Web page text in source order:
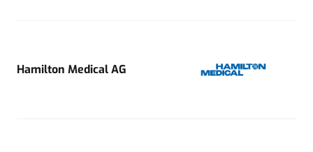
Hamilton Medical AG